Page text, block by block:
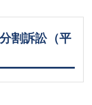
割訴訟（平